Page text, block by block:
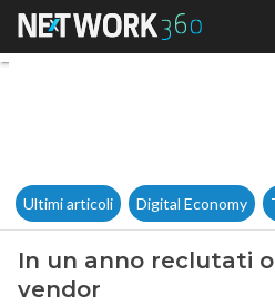
In un
Ultimi articoli Digital Economy
In un anno reclutati
vendor